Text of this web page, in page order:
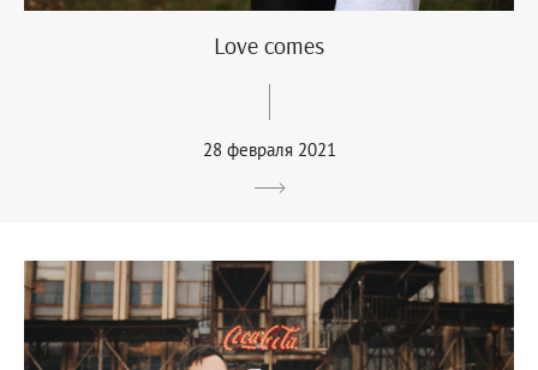
Love comes
28 февраля 2021